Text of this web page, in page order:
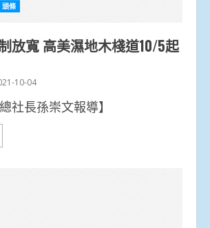
頭條
放寬 高美濕地木棧道10/5起
10-04
社長孫崇文報導】